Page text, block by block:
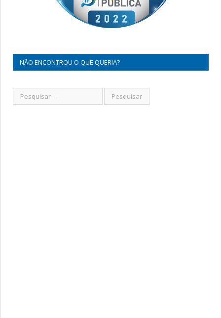
NÃO ENCONTROU O QUE QUERIA?